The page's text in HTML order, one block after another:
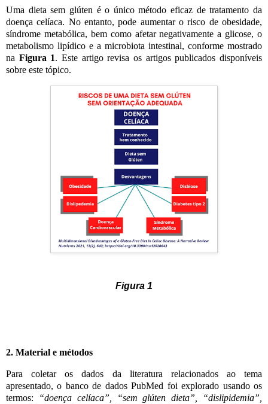
Uma dieta sem glúten é o único método eficaz de tratamento da
doença celíaca. No entanto, pode aumentar o risco de obesidade,
síndrome metabólica, bem como afetar negativamente a glicose, o
metabolismo lipídico e a microbiota intestinal, conforme mostrado
na Figura 1. Este artigo revisa os artigos publicados disponíveis
sobre este tópico.
Figura 1
2. Material e métodos
Para coletar os dados da literatura relacionados ao tema
apresentado, o banco de dados PubMed foi explorado usando os
termos:
“doença celíaca”, “sem glúten dieta”, “dislipidemia”,